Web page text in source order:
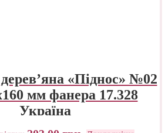
«Піднос» №02
мм фанера 17.328
Україна